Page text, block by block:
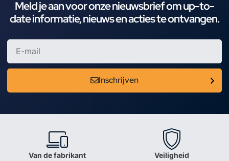
Meld je aan voor onze nieuwsbrief om up-to-
date informatie, nieuws en acties te ontvangen.
Inschrijven
Van de fabrikant Veiligheid